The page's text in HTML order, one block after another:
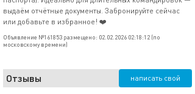
выдаём отчётные документы. Забронируйте сейчас
или добавьте в избранное! ❤️
Объявление №161853 размещено: 02.02.2026 02:18:12 (по
московскому времени)
Отзывы написать свой